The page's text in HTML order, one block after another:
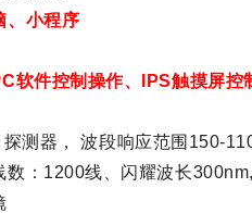
、小程序
软件控制操作、 IPS触摸屏控
探测器， 波段响应范围 150-
： 1200线、闪耀波长